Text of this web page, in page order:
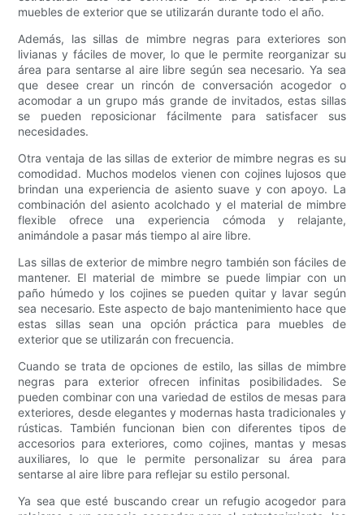
muebles de exterior que se utilizarán durante todo el año.
Además, las sillas de mimbre negras para exteriores son
livianas y fáciles de mover, lo que le permite reorganizar su
área para sentarse al aire libre según sea necesario. Ya sea
que desee crear un rincón de conversación acogedor o
acomodar a un grupo más grande de invitados, estas sillas
se pueden reposicionar fácilmente para satisfacer sus
necesidades.
Otra ventaja de las sillas de exterior de mimbre negras es su
comodidad. Muchos modelos vienen con cojines lujosos que
brindan una experiencia de asiento suave y con apoyo. La
combinación del asiento acolchado y el material de mimbre
flexible ofrece una experiencia cómoda y relajante,
animándole a pasar más tiempo al aire libre.
Las sillas de exterior de mimbre negro también son fáciles de
mantener. El material de mimbre se puede limpiar con un
paño húmedo y los cojines se pueden quitar y lavar según
sea necesario. Este aspecto de bajo mantenimiento hace que
estas sillas sean una opción práctica para muebles de
exterior que se utilizarán con frecuencia.
Cuando se trata de opciones de estilo, las sillas de mimbre
negras para exterior ofrecen infinitas posibilidades. Se
pueden combinar con una variedad de estilos de mesas para
exteriores, desde elegantes y modernas hasta tradicionales y
rústicas. También funcionan bien con diferentes tipos de
accesorios para exteriores, como cojines, mantas y mesas
auxiliares, lo que le permite personalizar su área para
sentarse al aire libre para reflejar su estilo personal.
Ya sea que esté buscando crear un refugio acogedor para